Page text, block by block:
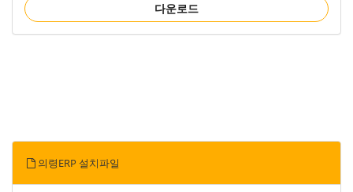
다운로드
의령ERP 설치파일